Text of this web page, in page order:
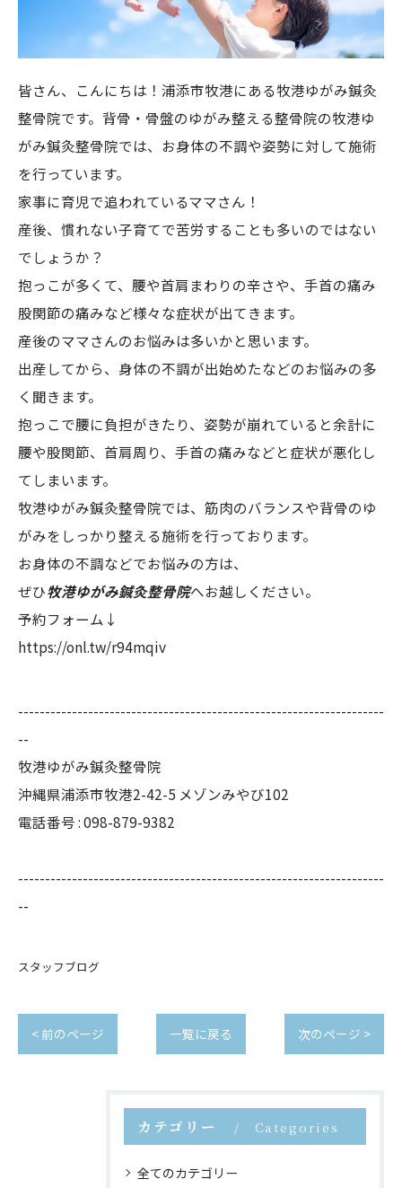
皆さん、こんにちは！浦添市牧港にある牧港ゆがみ鍼灸
整骨院です。背骨・骨盤のゆがみ整える整骨院の牧港ゆ
がみ鍼灸整骨院では、お身体の不調や姿勢に対して施術
を行っています。
家事に育児で追われているママさん！
産後、慣れない子育てで苦労することも多いのではない
でしょうか？
抱っこが多くて、腰や首肩まわりの辛さや、手首の痛み
股関節の痛みなど様々な症状が出てきます。
産後のママさんのお悩みは多いかと思います。
出産してから、身体の不調が出始めたなどのお悩みの多
く聞きます。
抱っこで腰に負担がきたり、姿勢が崩れていると余計に
腰や股関節、首肩周り、手首の痛みなどと症状が悪化し
てしまいます。
牧港ゆがみ鍼灸整骨院では、筋肉のバランスや背骨のゆ
がみをしっかり整える施術を行っております。
お身体の不調などでお悩みの方は、
ぜひ牧港ゆがみ鍼灸整骨院へお越しください。
予約フォーム↓
https://onl.tw/r94mqiv
--------------------------------------------------------------------
--
牧港ゆがみ鍼灸整骨院
沖縄県浦添市牧港2-42-5 メゾンみやび102
電話番号 : 098-879-9382
--------------------------------------------------------------------
--
スタッフブログ
< 前のページ 一覧に戻る 次のページ >
カテゴリー Categories
全てのカテゴリー